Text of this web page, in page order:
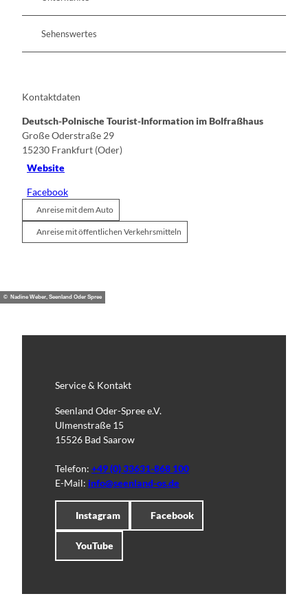
Sehenswertes
Kontaktdaten
Deutsch-Polnische Tourist-Information im Bolfraßhaus
Große Oderstraße 29
15230 Frankfurt (Oder)
Website
Facebook
Anreise mit dem Auto
Anreise mit öffentlichen Verkehrsmitteln
© Nadine Weber, Seenland Oder Spree
Service & Kontakt
Seenland Oder-Spree e.V.
Ulmenstraße 15
15526 Bad Saarow
Telefon: +49 (0) 33631-868 100
E-Mail: info@seenland-os.de
Instagram Facebook
YouTube